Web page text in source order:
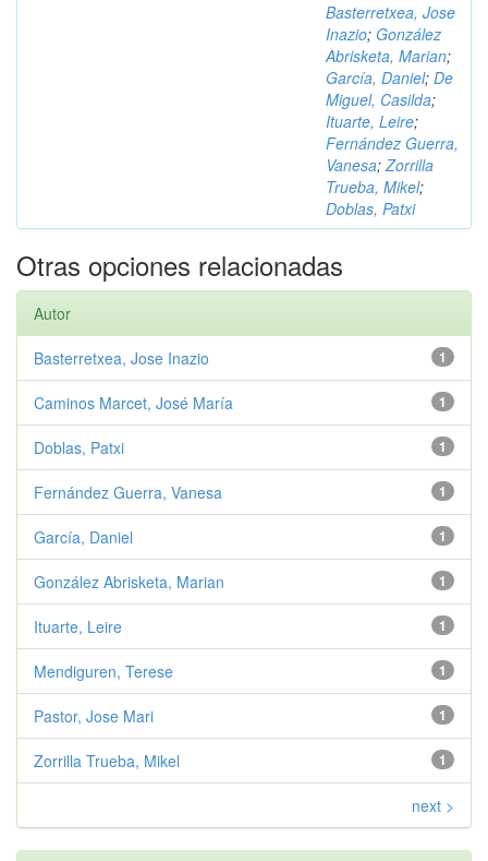
Basterretxea, Jose
Inazio; González
Abrisketa, Marian;
García, Daniel; De
Miguel, Casilda;
Ituarte, Leire;
Fernández Guerra,
Vanesa;Zorrilla
Trueba, Mikel;
Doblas, Patxi
Otras opciones relacionadas
Autor
1
Basterretxea, Jose Inazio
1
Caminos Marcet, José María
1
Doblas, Patxi
1
Fernández Guerra, Vanesa
1
García, Daniel
1
González Abrisketa, Marian
1
Ituarte, Leire
1
Mendiguren, Terese
1
Pastor, Jose Mari
1
Zorrilla Trueba, Mikel
next >